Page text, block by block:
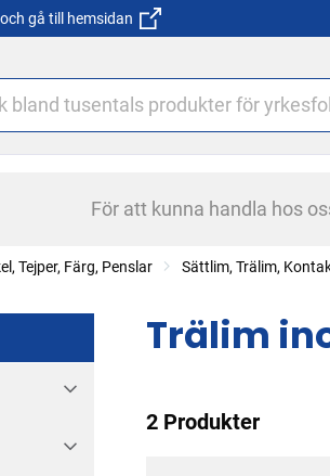
gå till hemsidan
För att kunna handla hos
Tejper, Färg, Penslar Sättlim, Trälim,
Trälim
2 Produkter